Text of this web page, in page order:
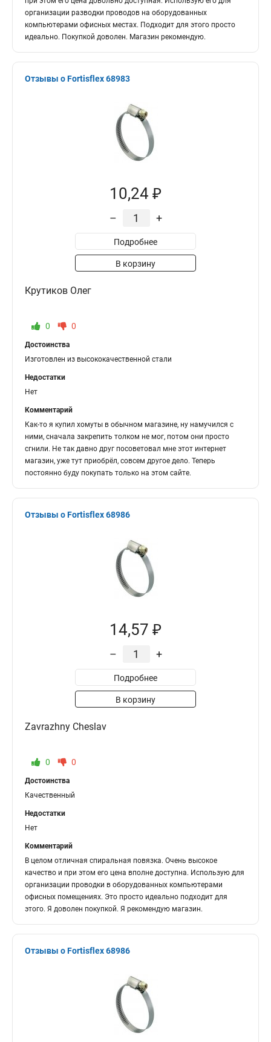
организации разводки проводов на оборудованных
компьютерами офисных местах. Подходит для этого просто
идеально. Покупкой доволен. Магазин рекомендую.
Отзывы о Fortisflex 68983
10,24 ₽
– +
Подробнее
В корзину
Крутиков Олег
0 0
Достоинства
Изготовлен из высококачественной стали
Недостатки
Нет
Комментарий
Как-то я купил хомуты в обычном магазине, ну намучился с
ними, сначала закрепить толком не мог, потом они просто
сгнили. Не так давно друг посоветовал мне этот интернет
магазин, уже тут приобрёл, совсем другое дело. Теперь
постоянно буду покупать только на этом сайте.
Отзывы о Fortisflex 68986
14,57 ₽
– +
Подробнее
В корзину
Zavrazhny Cheslav
0 0
Достоинства
Качественный
Недостатки
Нет
Комментарий
В целом отличная спиральная повязка. Очень высокое
качество и при этом его цена вполне доступна. Использую для
организации проводки в оборудованных компьютерами
офисных помещениях. Это просто идеально подходит для
этого. Я доволен покупкой. Я рекомендую магазин.
Отзывы о Fortisflex 68986